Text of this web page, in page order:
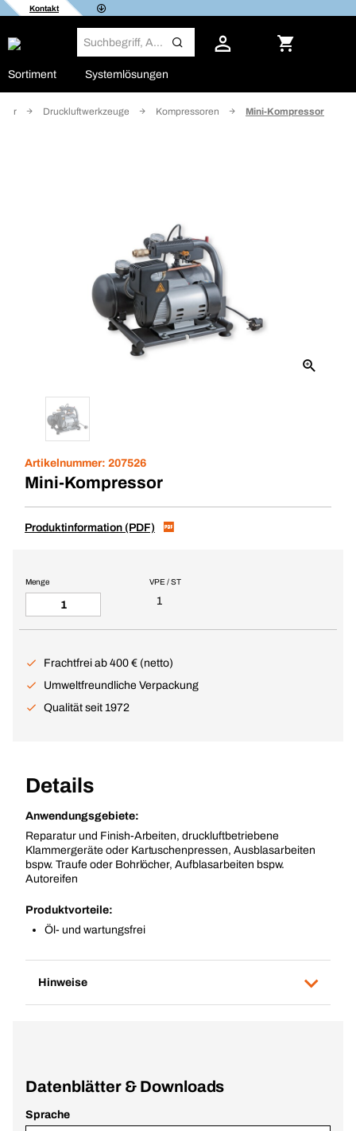
Kontakt
Sortiment Systemlösungen
Druckluftwerkzeuge Kompressoren Mini-Kompressor
Artikelnummer: 207526
Mini-Kompressor
Produktinformation (PDF)
VPE / ST
1
Menge
Frachtfrei ab 400 € (netto)
Umweltfreundliche Verpackung
Qualität seit 1972
Details
Anwendungsgebiete:
Reparatur und Finish-Arbeiten, druckluftbetriebene
Klammergeräte oder Kartuschenpressen, Ausblasarbeiten
bspw. Traufe oder Bohrlöcher, Aufblasarbeiten bspw.
Autoreifen
Produktvorteile:
Öl- und wartungsfrei
Hinweise
Datenblätter & Downloads
Sprache